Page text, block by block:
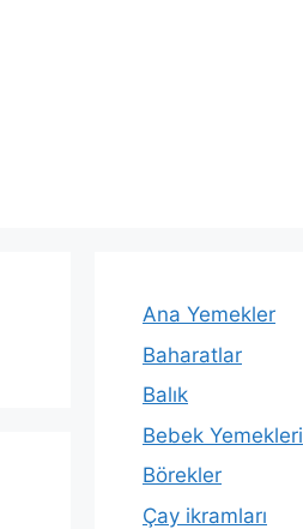
Ana Yemekler
Baharatlar
Balık
Bebek Yemekleri
Börekler
Çay ikramları